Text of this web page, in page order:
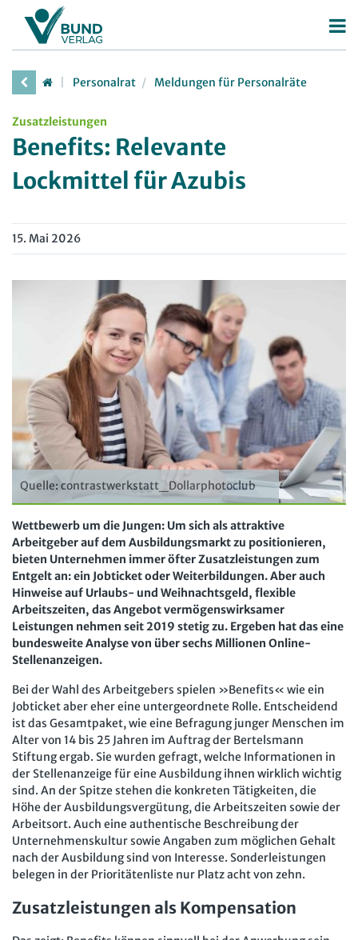
Betriebsrat
Betriebsratsarbeit
Mitbestimmung
Arbeitsschutz
Mitbestimmungskompass
Deutscher Personalräte-Preis
Personalvertretungsrecht
TVöD | TV-L
Arbeitsschutz
Beschäftigtendatenschutz
Arbeit in der JAV
SBV
Arbeit in der SBV
MAV
Arbeit in der MAV
Bücher
Zeitschriften
Der Personalrat
Computer und Arbeit
Gute Arbeit
Betriebsrat und Mitbestimmung
Arbeitsschutz und Mitbestimmung
Schwerbehindertenrecht und Inklusion
Mitbestimmung
Arbeit und Recht
Soziales Recht
Digitales Arbeits- und Sozialrecht
Soziale Sicherheit
Betriebsratswissen online
Beschäftigtendatenschutz online
Personalratswissen online
Schwerbehindertenrecht online
Arbeitszeit online
KI-Praxis Arbeitsrecht online
JAV-Praxis online
Software
Newsletter
Bund SHOP
Abo
mein Bund-Online
Presse Interne Meldestelle Verträge kündigen
Hilfe
Datenschutz
AGB Impressum
Kontakt
Erklärung zur Barrierefreiheit
Widerruf
Widerrufsrecht
Verlag
Karriere Buchhandel
Personalrat Meldungen für Personalräte
Zusatzleistungen
Benefits: Relevante
Lockmittel für Azubis
15. Mai 2026
Quelle: contrastwerkstatt_Dollarphotoclub
Wettbewerb um die Jungen: Um sich als attraktive
Arbeitgeber auf dem Ausbildungsmarkt zu positionieren,
bieten Unternehmen immer öfter Zusatzleistungen zum
Entgelt an: ein Jobticket oder Weiterbildungen. Aber auch
Hinweise auf Urlaubs- und Weihnachtsgeld, flexible
Arbeitszeiten, das Angebot vermögenswirksamer
Leistungen nehmen seit 2019 stetig zu. Ergeben hat das eine
bundesweite Analyse von über sechs Millionen Online-
Stellenanzeigen.
Bei der Wahl des Arbeitgebers spielen »Benefits« wie ein
Jobticket aber eher eine untergeordnete Rolle. Entscheidend
ist das Gesamtpaket, wie eine Befragung junger Menschen im
Alter von 14 bis 25 Jahren im Auftrag der Bertelsmann
Stiftung ergab. Sie wurden gefragt, welche Informationen in
der Stellenanzeige für eine Ausbildung ihnen wirklich wichtig
sind. An der Spitze stehen die konkreten Tätigkeiten, die
Höhe der Ausbildungsvergütung, die Arbeitszeiten sowie der
Arbeitsort. Auch eine authentische Beschreibung der
Unternehmenskultur sowie Angaben zum möglichen Gehalt
nach der Ausbildung sind von Interesse. Sonderleistungen
belegen in der Prioritätenliste nur Platz acht von zehn.
Zusatzleistungen als Kompensation